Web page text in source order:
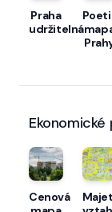
Praha
udržitelná
Ekonomické
Cenová